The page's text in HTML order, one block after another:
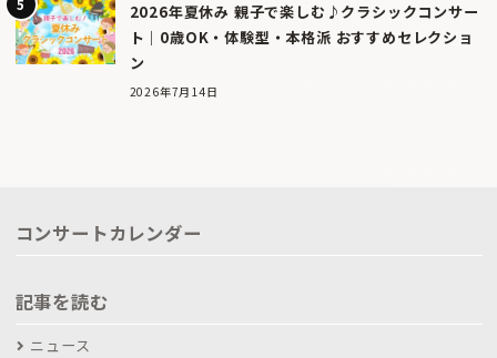
2026年夏休み 親子で楽しむ♪クラシックコンサー
ト｜0歳OK・体験型・本格派 おすすめセレクショ
ン
2026年7月14日
コンサートカレンダー
記事を読む
ニュース